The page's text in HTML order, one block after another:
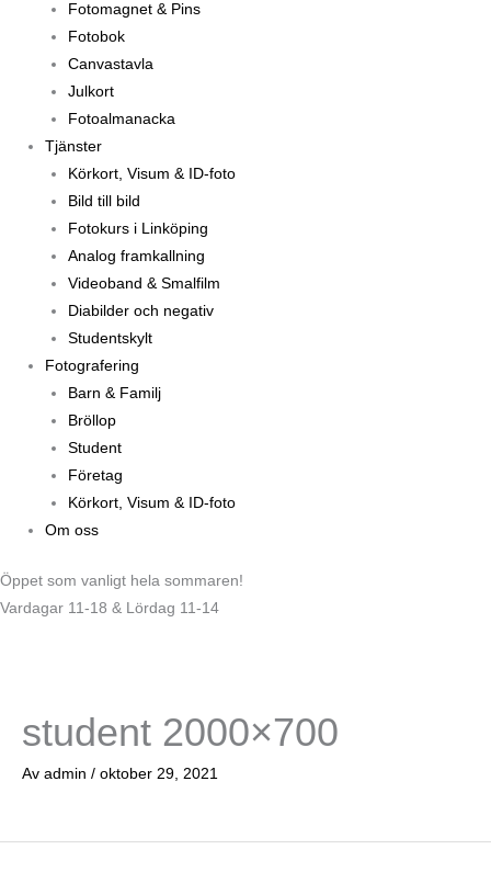
Fotomagnet & Pins
Fotobok
Canvastavla
Julkort
Fotoalmanacka
Tjänster
Körkort, Visum & ID-foto
Bild till bild
Fotokurs i Linköping
Analog framkallning
Videoband & Smalfilm
Diabilder och negativ
Studentskylt
Fotografering
Barn & Familj
Bröllop
Student
Företag
Körkort, Visum & ID-foto
Om oss
Öppet som vanligt hela sommaren!
Vardagar 11-18 & Lördag 11-14
student 2000×700
Av admin / oktober 29, 2021